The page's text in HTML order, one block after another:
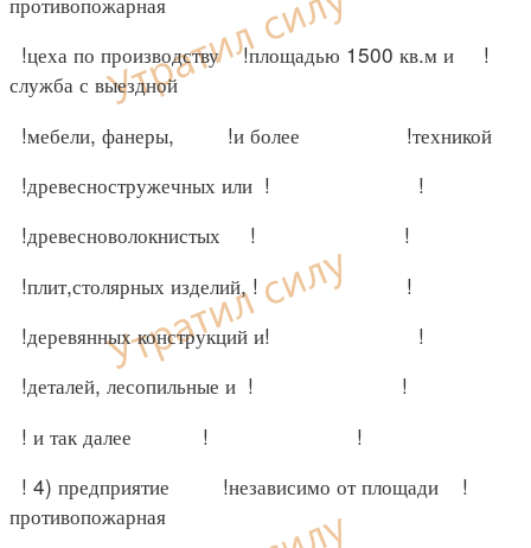
!цеха по производству !площадью 1500 кв.м и !
служба с выездной
!мебели, фанеры, !и более !техникой
!древесностружечных или ! !
!древесноволокнистых ! !
!плит,столярных изделий, ! !
!деревянных конструкций и! !
!деталей, лесопильные и ! !
! и так далее ! !
! 4) предприятие !независимо от площади !
противопожарная